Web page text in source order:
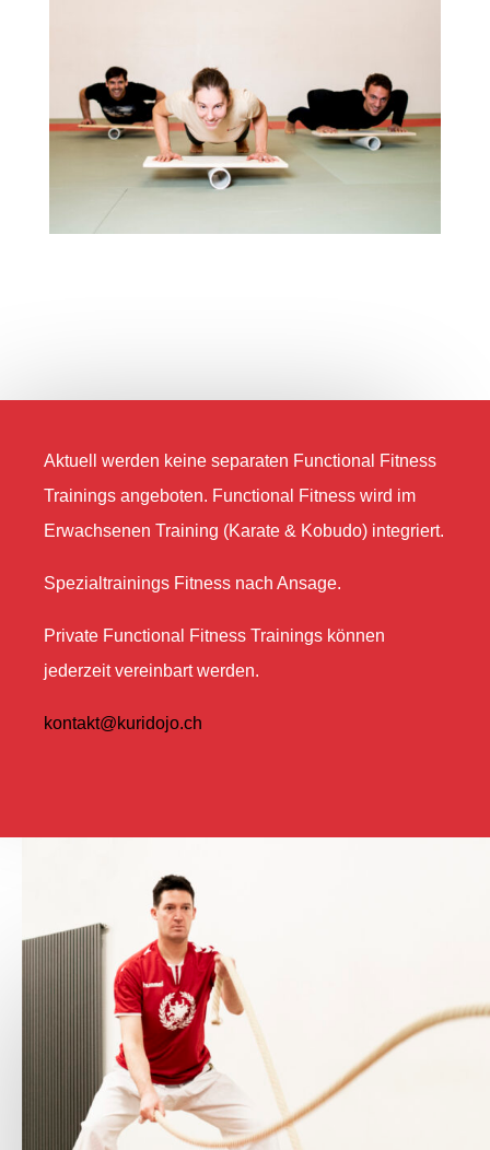
Aktuell werden keine separaten Functional Fitness
Trainings angeboten. Functional Fitness wird im
Erwachsenen Training (Karate & Kobudo) integriert.
Spezialtrainings Fitness nach Ansage.
Private Functional Fitness Trainings können
jederzeit vereinbart werden.
kontakt@kuridojo.ch